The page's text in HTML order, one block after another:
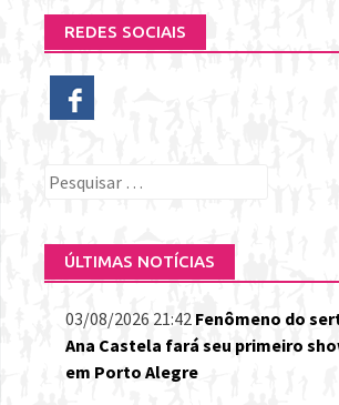
REDES SOCIAIS
Pesquisar
ÚLTIMAS NOTÍCIAS
03/08/2026 21:42 Fenômeno do
Ana Castela fará seu primeiro
em Porto Alegre